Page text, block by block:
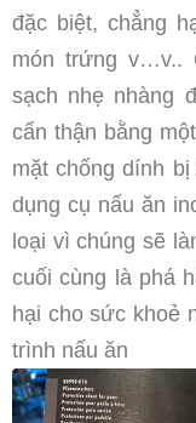
đặc biệt, chẳng
món trứng v…v..
sạch nhẹ nhàng
cẩn thận bằng
mặt chống dính
dụng cụ nấu ăn
loại vì chúng sẽ
cuối cùng là phá
hại cho sức khoẻ
trình nấu ăn